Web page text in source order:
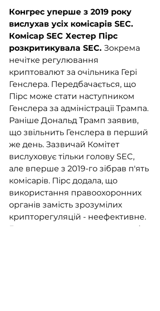
Конгрес уперше з 2019 року
вислухав усіх комісарів SEC.
Комісар SEC Хестер Пірс
розкритикувала SEC. Зокрема
нечітке регулювання
криптовалют за очільника Гері
Генслера. Передбачається, що
Пірс може стати наступником
Генслера за адміністрації Трампа.
Раніше Дональд Трамп заявив,
що звільнить Генслера в перший
же день. Зазвичай Комітет
вислуховує тільки голову SEC,
але вперше з 2019-го зібрав п'ять
комісарів. Пірс додала, що
використання правоохоронних
органів замість зрозумілих
крипторегуляцій - неефективне.
Генслер заперечив, що поточні